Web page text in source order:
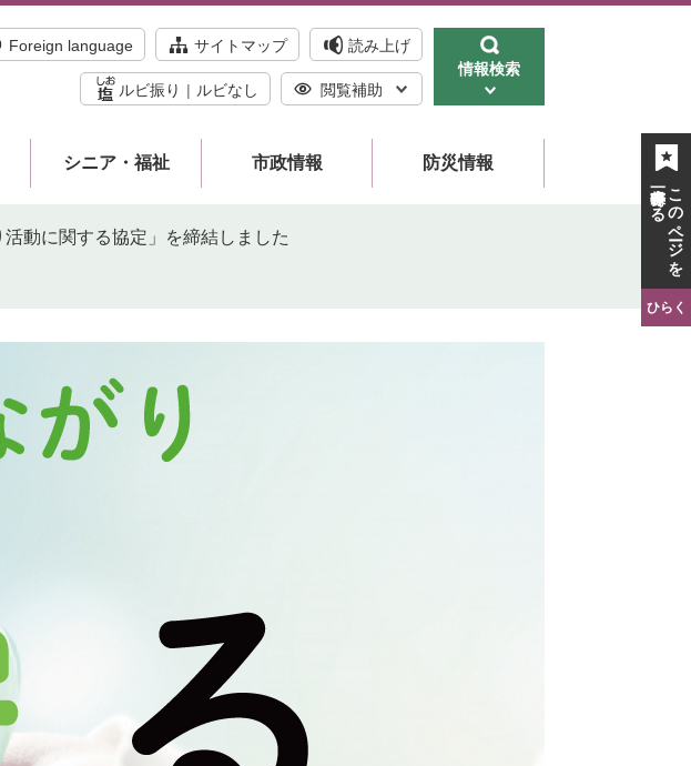
Foreign language サイトマップ 読み上げ
ルビ振り ルビなし 閲覧補助
情報検索
シニア・福祉 市政情報 防災情報
活動に関する協定」を締結しました このページを
一時保存する
ひらく